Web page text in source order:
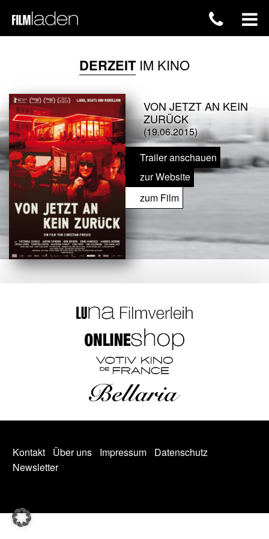
DERZEITIM KINO
VON JETZT AN KEIN
ZURÜCK
(19.06.2015)
Trailer anschauen
zur Website
zum Film
Kontakt Über uns Impressum
Datenschutz
Newsletter